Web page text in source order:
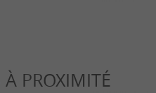
À PROXIMITÉ